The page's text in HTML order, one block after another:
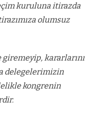
kuruluna itirazda
olumsuz
kararlarını
delegelerimizin
kongrenin